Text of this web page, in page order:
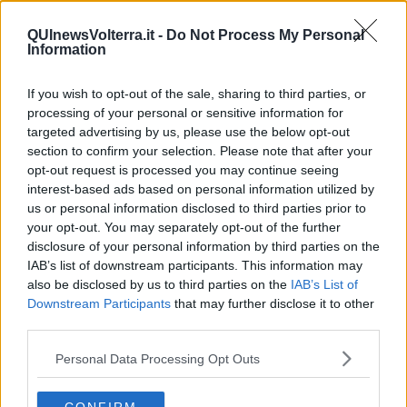
QUInewsVolterra.it - Do Not Process My Personal
Information
If you wish to opt-out of the sale, sharing to third parties, or
processing of your personal or sensitive information for
targeted advertising by us, please use the below opt-out
section to confirm your selection. Please note that after your
opt-out request is processed you may continue seeing
interest-based ads based on personal information utilized by
us or personal information disclosed to third parties prior to
your opt-out. You may separately opt-out of the further
disclosure of your personal information by third parties on the
IAB’s list of downstream participants. This information may
also be disclosed by us to third parties on the IAB’s List of
Downstream Participants that may further disclose it to other
Personal Data Processing Opt Outs
Armiamoci e... avviatevi
Da Capodanno a Carnevale
Sor-riso amaro
Fine anno al ristorante
La festa di Capodanno
Natale 2024
Re e regnanti
A noi interessa il dito non la luna
Come rubare allo stato e vivere felici
Una performance
Il compagno
​Io (allo specchio)
Tramonto
Passato, presente, futuro
La virtù del non fare
Leggendo l'Eneide
​(In)sicurezza stradale
Il decalogo del politico